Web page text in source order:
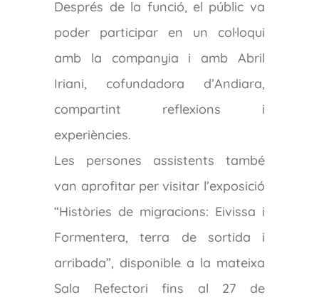
Després de la funció, el públic va
poder participar en un col·loqui
amb la companyia i amb Abril
Iriani, cofundadora d’Andiara,
compartint reflexions i
experiències.
Les persones assistents també
van aprofitar per visitar l’exposició
“Històries de migracions: Eivissa i
Formentera, terra de sortida i
arribada”, disponible a la mateixa
Sala Refectori fins al 27 de